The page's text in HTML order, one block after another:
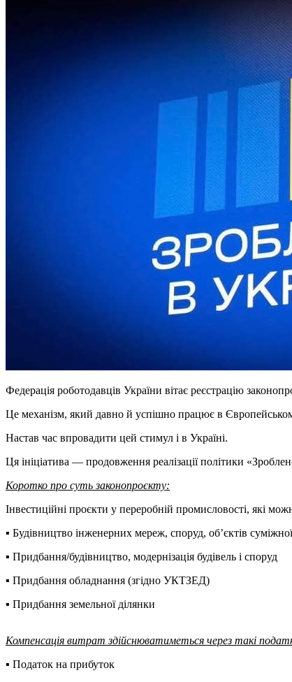
Федерація роботодавців України вітає реєстрацію
Це механізм, який давно й успішно працює в
Настав час впровадити цей стимул і в Україні.
Ця ініціатива — продовження реалізації політики
Коротко про суть законопроєкту:
Інвестиційні проєкти у переробній промисловості, які
▪️ Будівництво інженерних мереж, споруд, об’єктів
▪️ Придбання/будівництво, модернізація будівель і споруд
▪️ Придбання обладнання (згідно УКТЗЕД)
▪️ Придбання земельної ділянки
Компенсація витрат здійснюватиметься через такі
▪️ Податок на прибуток